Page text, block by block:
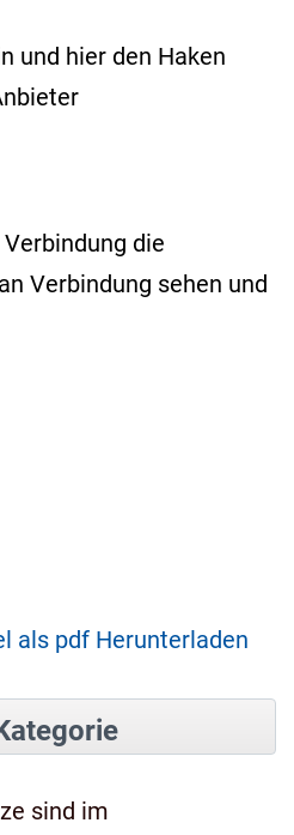
und hier den Haken
die
Verbindung sehen und
als pdf Herunterladen
sind im